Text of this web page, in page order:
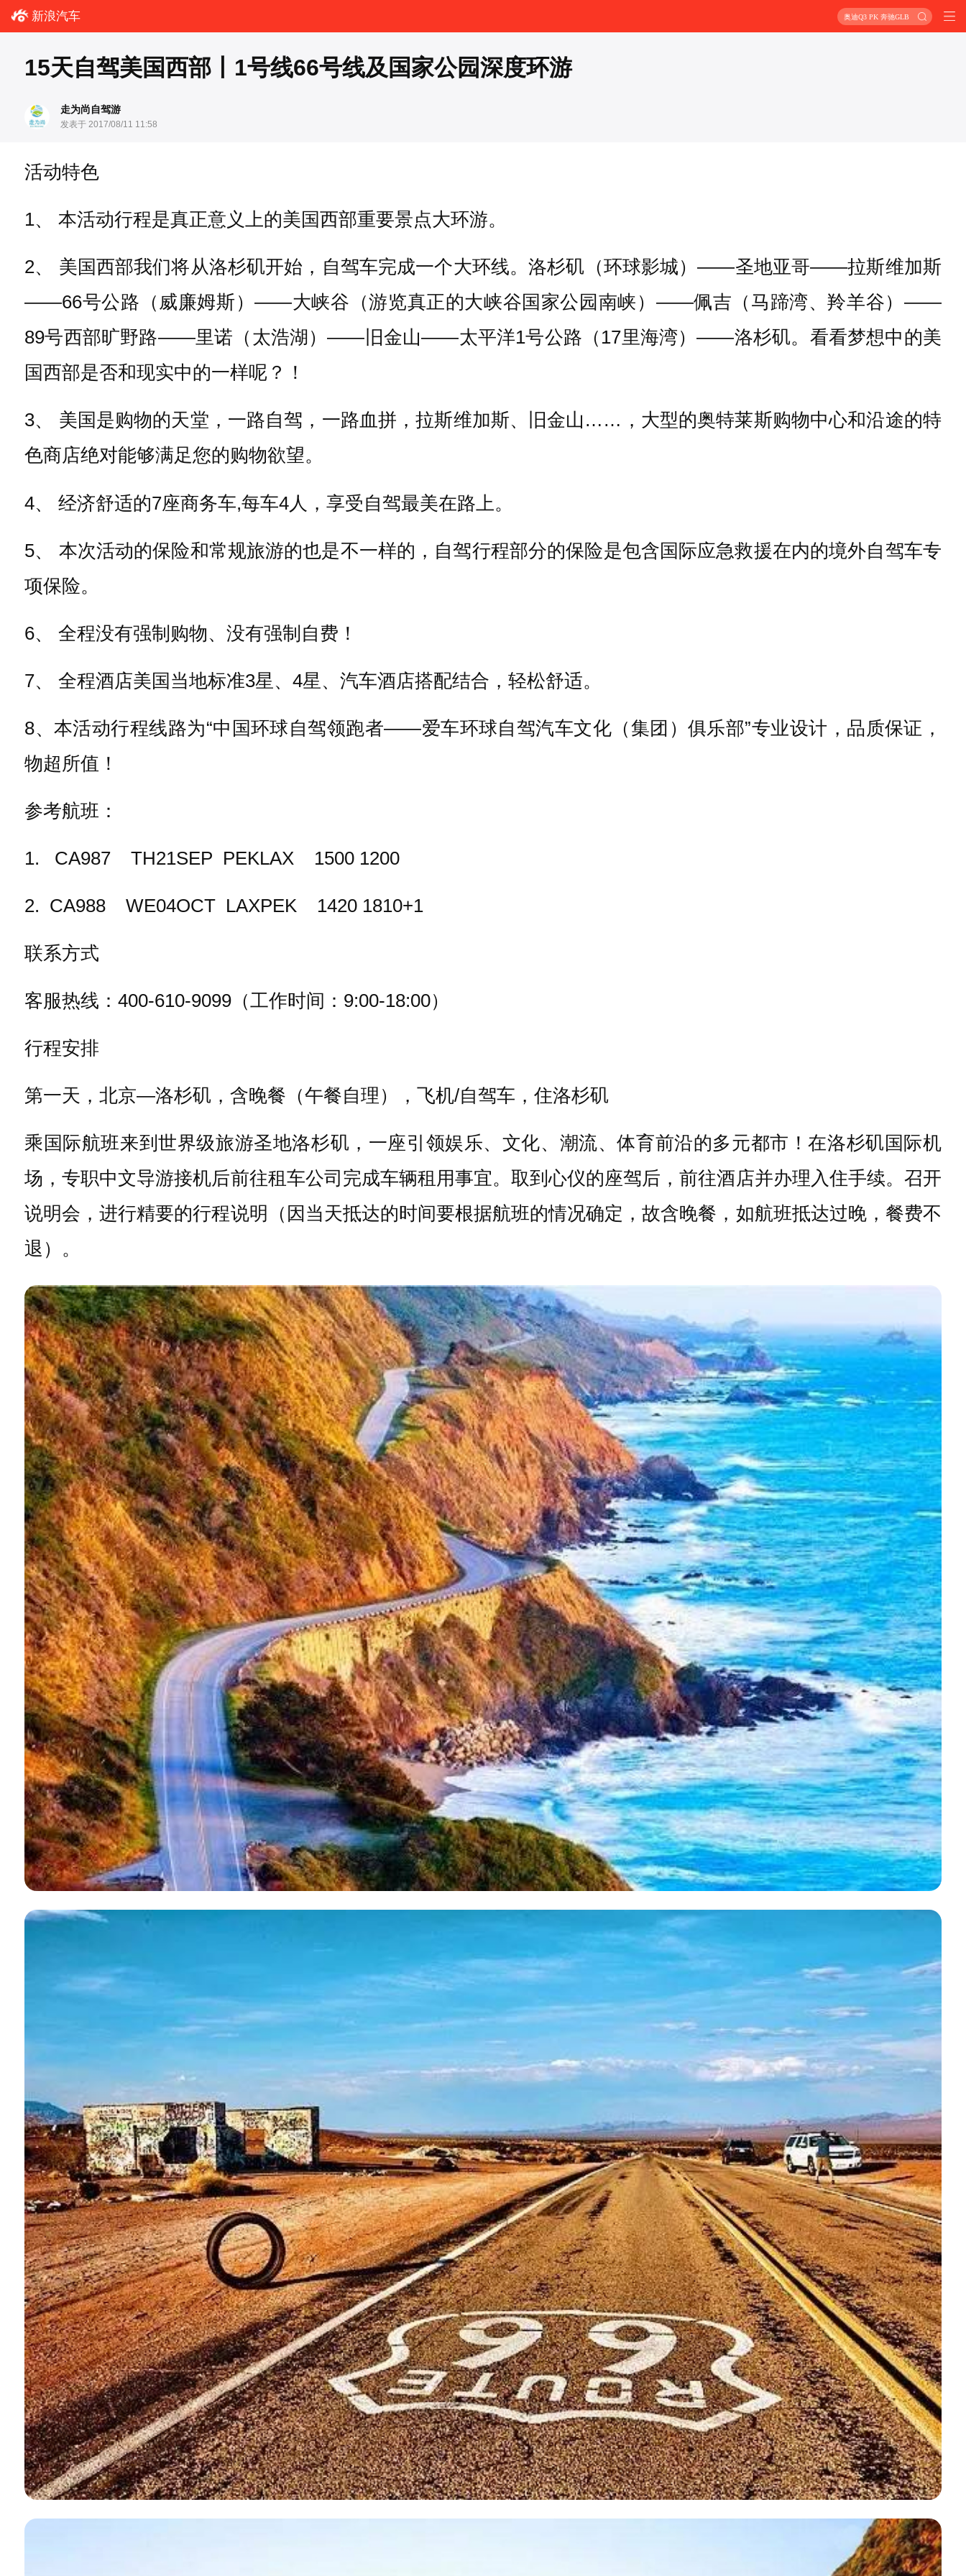
新浪汽车 奥迪Q3 PK 奔驰GLB
15天自驾美国西部丨1号线66号线及国家公园深度环游
走为尚自驾游
发表于 2017/08/11 11:58
活动特色
1、 本活动行程是真正意义上的美国西部重要景点大环游。
2、 美国西部我们将从洛杉矶开始，自驾车完成一个大环线。洛杉矶（环球影城）——圣地亚哥——拉斯维加斯
——66号公路（威廉姆斯）——大峡谷（游览真正的大峡谷国家公园南峡）——佩吉（马蹄湾、羚羊谷）——
89号西部旷野路——里诺（太浩湖）——旧金山——太平洋1号公路（17里海湾）——洛杉矶。看看梦想中的美
国西部是否和现实中的一样呢？！
3、 美国是购物的天堂，一路自驾，一路血拼，拉斯维加斯、旧金山……，大型的奥特莱斯购物中心和沿途的特
色商店绝对能够满足您的购物欲望。
4、 经济舒适的7座商务车,每车4人，享受自驾最美在路上。
5、 本次活动的保险和常规旅游的也是不一样的，自驾行程部分的保险是包含国际应急救援在内的境外自驾车专
项保险。
6、 全程没有强制购物、没有强制自费！
7、 全程酒店美国当地标准3星、4星、汽车酒店搭配结合，轻松舒适。
8、本活动行程线路为“中国环球自驾领跑者——爱车环球自驾汽车文化（集团）俱乐部”专业设计，品质保证，
物超所值！
参考航班：
1. CA987 TH21SEP PEKLAX 1500 1200
2. CA988 WE04OCT LAXPEK 1420 1810+1
联系方式
客服热线：400-610-9099（工作时间：9:00-18:00）
行程安排
第一天，北京—洛杉矶，含晚餐（午餐自理），飞机/自驾车，住洛杉矶
乘国际航班来到世界级旅游圣地洛杉矶，一座引领娱乐、文化、潮流、体育前沿的多元都市！在洛杉矶国际机
场，专职中文导游接机后前往租车公司完成车辆租用事宜。取到心仪的座驾后，前往酒店并办理入住手续。召开
说明会，进行精要的行程说明（因当天抵达的时间要根据航班的情况确定，故含晚餐，如航班抵达过晚，餐费不
退）。